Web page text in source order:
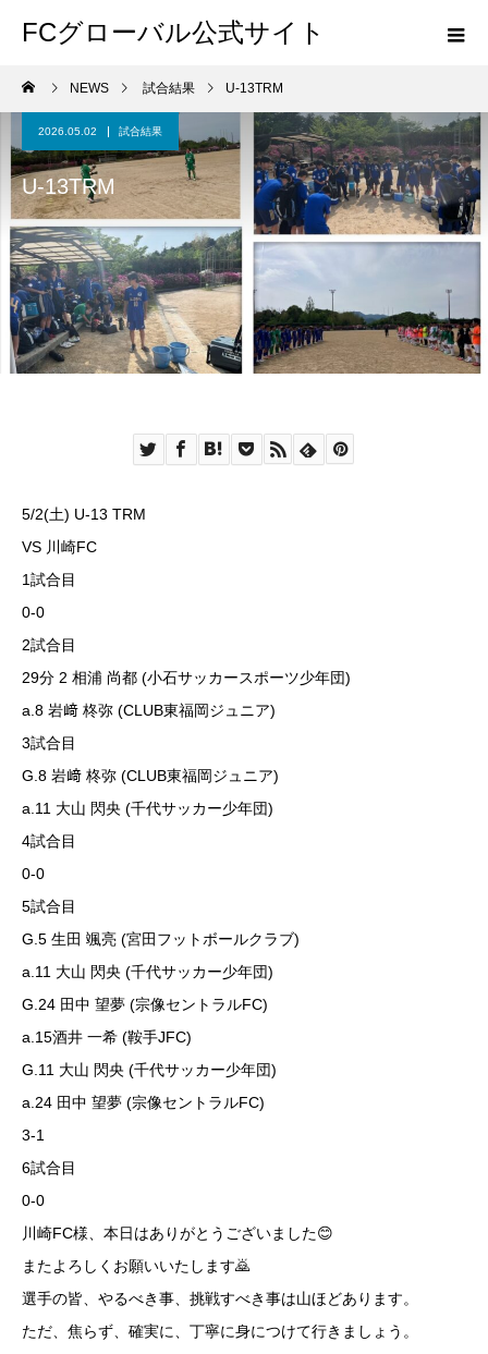
FCグローバル公式サイト
NEWS 試合結果 U-13TRM
2026.05.02 試合結果
U-13TRM
5/2(土) U-13 TRM
VS 川崎FC
1試合目
0-0
2試合目
29分 2 相浦 尚都 (小石サッカースポーツ少年団)
a.8 岩﨑 柊弥 (CLUB東福岡ジュニア)
3試合目
G.8 岩﨑 柊弥 (CLUB東福岡ジュニア)
a.11 大山 閃央 (千代サッカー少年団)
4試合目
0-0
5試合目
G.5 生田 颯亮 (宮田フットボールクラブ)
a.11 大山 閃央 (千代サッカー少年団)
G.24 田中 望夢 (宗像セントラルFC)
a.15酒井 一希 (鞍手JFC)
G.11 大山 閃央 (千代サッカー少年団)
a.24 田中 望夢 (宗像セントラルFC)
3-1
6試合目
0-0
川崎FC様、本日はありがとうございました😊
またよろしくお願いいたします🙇
選手の皆、やるべき事、挑戦すべき事は山ほどあります。
ただ、焦らず、確実に、丁寧に身につけて行きましょう。